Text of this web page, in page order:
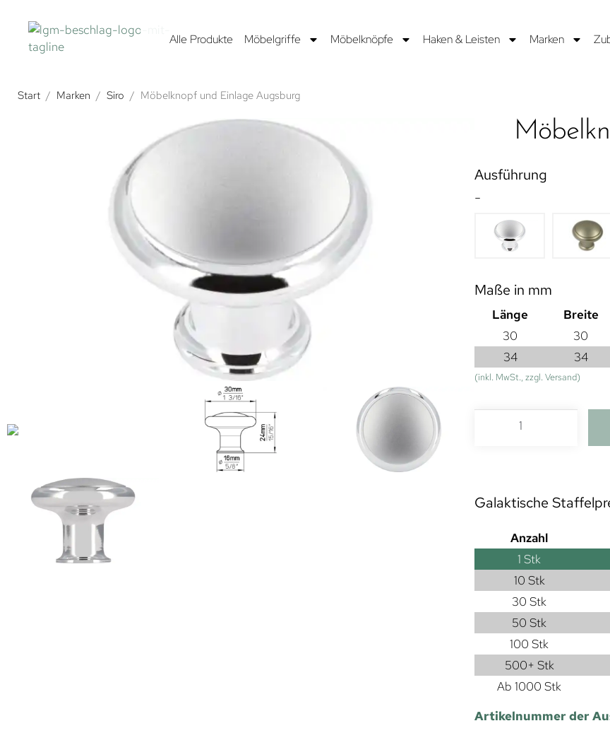
Alle Produkte Möbelgriffe Möbelknöpfe Haken & Leisten Marken
Start / Marken / Siro / Möbelknopf und Einlage Augsburg
Ausführung
-
Maße in mm
Länge Breite
30
30
34
34
(inkl. MwSt., zzgl. Versand)
Galaktische
Anzahl
1 Stk
10 Stk
30 Stk
50 Stk
100 Stk
500+ Stk
Ab 1000 Stk
Artikelnummer der